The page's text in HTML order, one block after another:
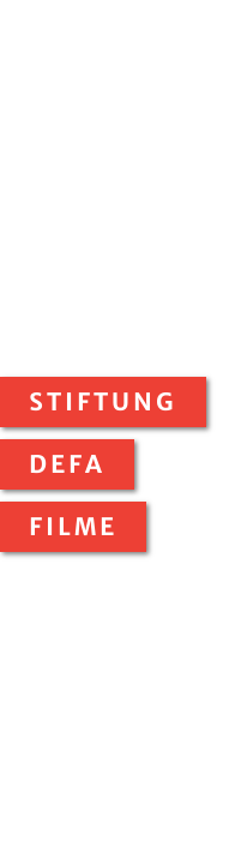
STIFTUNG
DEFA
FILME